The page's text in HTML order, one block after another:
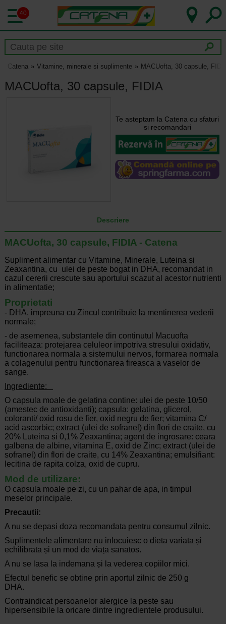
40
Catena Vitamine, minerale si suplimente MACUofta, 30 capsule,
MACUofta, 30 capsule, FIDIA
Te asteptam la Catena cu sfaturi
si recomandari
Descriere
MACUofta, 30 capsule, FIDIA - Catena
Supliment alimentar cu Vitamine, Minerale, Luteina si
Zeaxantina, cu ulei de peste bogat in DHA, recomandat in
cazul cererii crescute sau aportului scazut al acestor nutrienti
in alimentatie;
Proprietati
- DHA, impreuna cu Zincul contribuie la mentinerea vederii
normale;
- de asemenea, substantele din continutul Macuofta
faciliteaza: protejarea celuleor impotriva stresului oxidativ,
functionarea normala a sistemului nervos, formarea normala
a colagenului pentru functionarea fireasca a vaselor de
sange.
Ingrediente:
O capsula moale de gelatina contine: ulei de peste 10/50
(amestec de antioxidanti); capsula: gelatina, glicerol,
coloranti/ oxid rosu de fier, oxid negru de fier; vitamina C/
acid ascorbic; extract (ulei de sofranel) din flori de craite, cu
20% Luteina si 0,1% Zeaxantina; agent de ingrosare: ceara
galbena de albine, vitamina E, oxid de Zinc; extract (ulei de
sofranel) din flori de craite, cu 14% Zeaxantina; emulsifiant:
lecitina de rapita colza, oxid de cupru.
Mod de utilizare:
O capsula moale pe zi, cu un pahar de apa, in timpul
meselor principale.
Precautii:
A nu se depasi doza recomandata pentru consumul zilnic.
Suplimentele alimentare nu inlocuiesc o dieta variata și
echilibrata și un mod de viața sanatos.
A nu se lasa la indemana și la vederea copiilor mici.
Efectul benefic se obtine prin aportul zilnic de 250 g
DHA.
Contraindicat persoanelor alergice la peste sau
hipersensibile la oricare dintre ingredientele produsului.